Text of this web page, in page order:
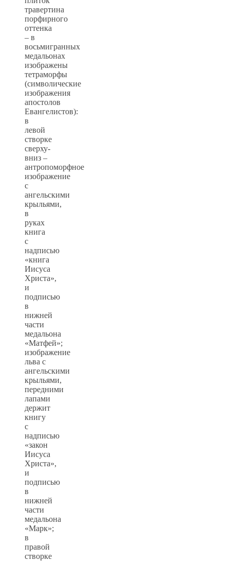
травертина
порфирного
оттенка
– в
восьмигранных
медальонах
изображены
тетраморфы
(символические
изображения
апостолов
Евангелистов):
в
левой
створке
сверху-
вниз –
антропоморфное
изображение
с
ангельскими
крыльями,
в
руках
книга
с
надписью
«книга
Иисуса
Христа»,
и
подписью
в
нижней
части
медальона
«Матфей»;
изображение
льва с
ангельскими
крыльями,
передними
лапами
держит
книгу
с
надписью
«закон
Иисуса
Христа»,
и
подписью
в
нижней
части
медальона
«Марк»;
в
правой
створке